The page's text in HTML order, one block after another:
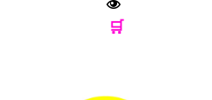
🛒